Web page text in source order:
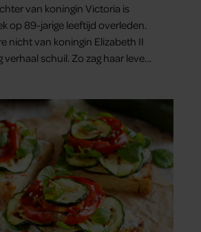
van koningin Victoria is
op 89-jarige leeftijd overleden.
nicht van koningin Elizabeth II
verhaal schuil. Zo zag haar leven